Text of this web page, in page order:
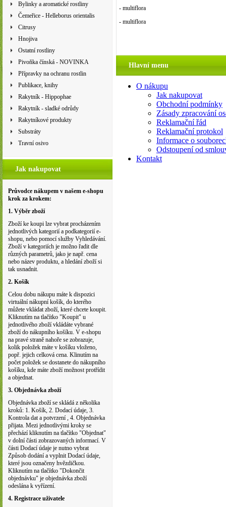
Bylinky a aromatické rostliny
Čemeřice - Helleborus orientalis
Citrusy
Hnojiva
Ostatní rostliny
Pivoňka čínská - NOVINKA
Přípravky na ochranu rostlin
Publikace, knihy
Rakytník - Hippophae
Rakytník - sladké odrůdy
Rakytníkové produkty
Substráty
Travní osivo
Jak nakupovat
Průvodce nákupem v našem e-shopu
krok za krokem:
1. Výběr zboží
Zboží ke koupi lze vybrat procházením
jednotlivých kategorií a podkategorií e-
shopu, nebo pomocí služby Vyhledávání.
Zboží v kategoriích je možno řadit dle
různých parametrů, jako je např. cena
nebo název produktu, a hledání zboží si
tak usnadnit.
2. Košík
Celou dobu nákupu máte k dispozici
virtuální nákupní košík, do kterého
můžete vkládat zboží, které chcete koupit.
Kliknutím na tlačítko "Koupit" u
jednotlivého zboží vkládáte vybrané
zboží do nákupního košíku. V e-shopu
na pravé straně nahoře se zobrazuje,
kolik položek máte v košíku vloženo,
popř. jejich celková cena. Klinutím na
počet položek se dostanete do nákupního
košíku, kde máte zboží možnost protřídit
a objednat.
3. Objednávka zboží
Objednávka zboží se skládá z několika
kroků: 1. Košík, 2. Dodací údaje, 3.
Kontrola dat a potvrzení , 4. Objednávka
přijata. Mezi jednotlivými kroky se
přechází kliknutím na tlačítko "Objednat"
v dolní části zobrazovaných informací. V
části Dodací údaje je nutno vybrat
Způsob dodání a vyplnit Dodací údaje,
které jsou označeny hvězdičkou.
Kliknutím na tlačítko "Dokončit
objednávku" je objednávka zboží
odeslána k vyřízení.
4. Registrace uživatele
- multiflora
- multiflora
Hlavní menu
O nákupu
Jak nakupovat
Obchodní podmínky
Zásady zpracování
Reklamační řád
Reklamační protokol
Informace o
Odstoupení od
Kontakt